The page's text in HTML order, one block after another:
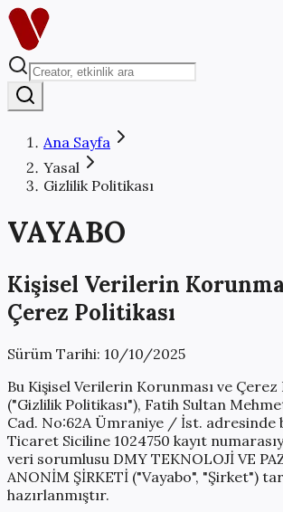
Ana Sayfa
Yasal
Gizlilik Politikası
VAYABO
Kişisel Verilerin
Çerez Politikası
Sürüm Tarihi: 10/10/2025
Bu Kişisel Verilerin Korunması ve Çerez
("Gizlilik Politikası"), Fatih Sultan
Cad. No:62A Ümraniye / İst. adresinde
Ticaret Siciline 1024750 kayıt
veri sorumlusu DMY TEKNOLOJİ VE
ANONİM ŞİRKETİ ("Vayabo", "Şirket")
hazırlanmıştır.